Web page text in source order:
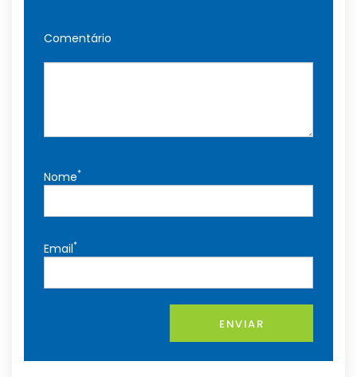
Comentário
Nome*
Email*
ENVIAR